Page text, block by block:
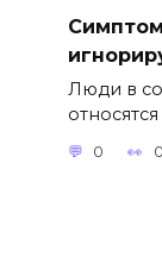
Люди в
0 0